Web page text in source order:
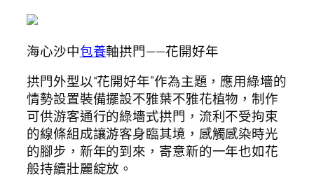
海心沙中包養軸拱門——花開好年
拱門外型以“花開好年”作為主題，應用綠墻的
情勢設置裝備擺設不雅葉不雅花植物，制作
可供游客通行的綠墻式拱門，流利不受拘束
的線條組成讓游客身臨其境，感觸感染時光
的腳步，新年的到來，寄意新的一年也如花
般持續壯麗綻放。